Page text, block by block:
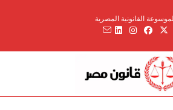
القانونية المصرية